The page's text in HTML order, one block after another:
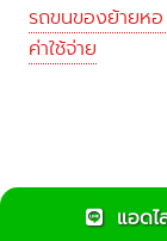
รถขนของย้ายห
ค่าใช้จ่าย
แอดไ